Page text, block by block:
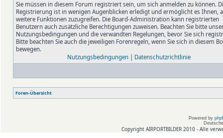
Sie müssen in diesem Forum registriert sein, um sich anmelden zu können.
Registrierung ist in wenigen Augenblicken erledigt und ermöglicht es Ihnen,
weitere Funktionen zuzugreifen. Die Board-Administration kann registrierten
Benutzern auch zusätzliche Berechtigungen zuweisen. Beachten Sie bitte
Nutzungsbedingungen und die verwandten Regelungen, bevor Sie sich
Bitte beachten Sie auch die jeweiligen Forenregeln, wenn Sie sich in diesem
bewegen.
Nutzungsbedingungen| Datenschutzrichtlinie
Foren-Übersicht
Powered by
Copyright AIRPORTBILDER 2010 - Alle